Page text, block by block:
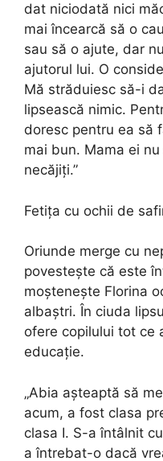
dat niciodată nici
mai încearcă să o
sau să o ajute, dar
ajutorul lui. O
Mă străduiesc să-i
lipsească nimic.
doresc pentru ea să
mai bun. Mama ei
necăjiți.”
Fetița cu ochii de
Oriunde merge cu
povestește că este
moștenește Florina
albaștri. În ciuda
ofere copilului tot ce
educație.
„Abia așteaptă să
acum, a fost clasa
clasa I. S-a întâlnit
a întrebat-o dacă